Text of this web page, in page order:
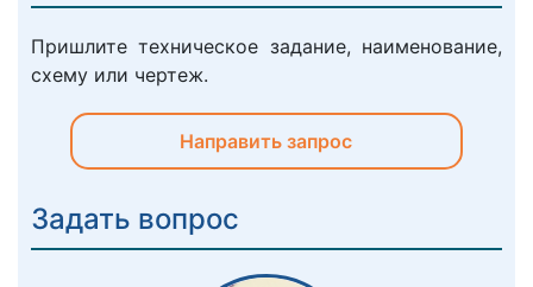
Пришлите техническое задание, наименование,
схему или чертеж.
Направить запрос
Задать вопрос